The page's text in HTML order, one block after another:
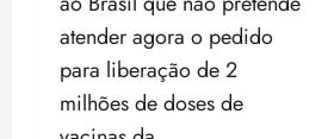
atender agora o pedido
para liberação de 2
milhões de doses de